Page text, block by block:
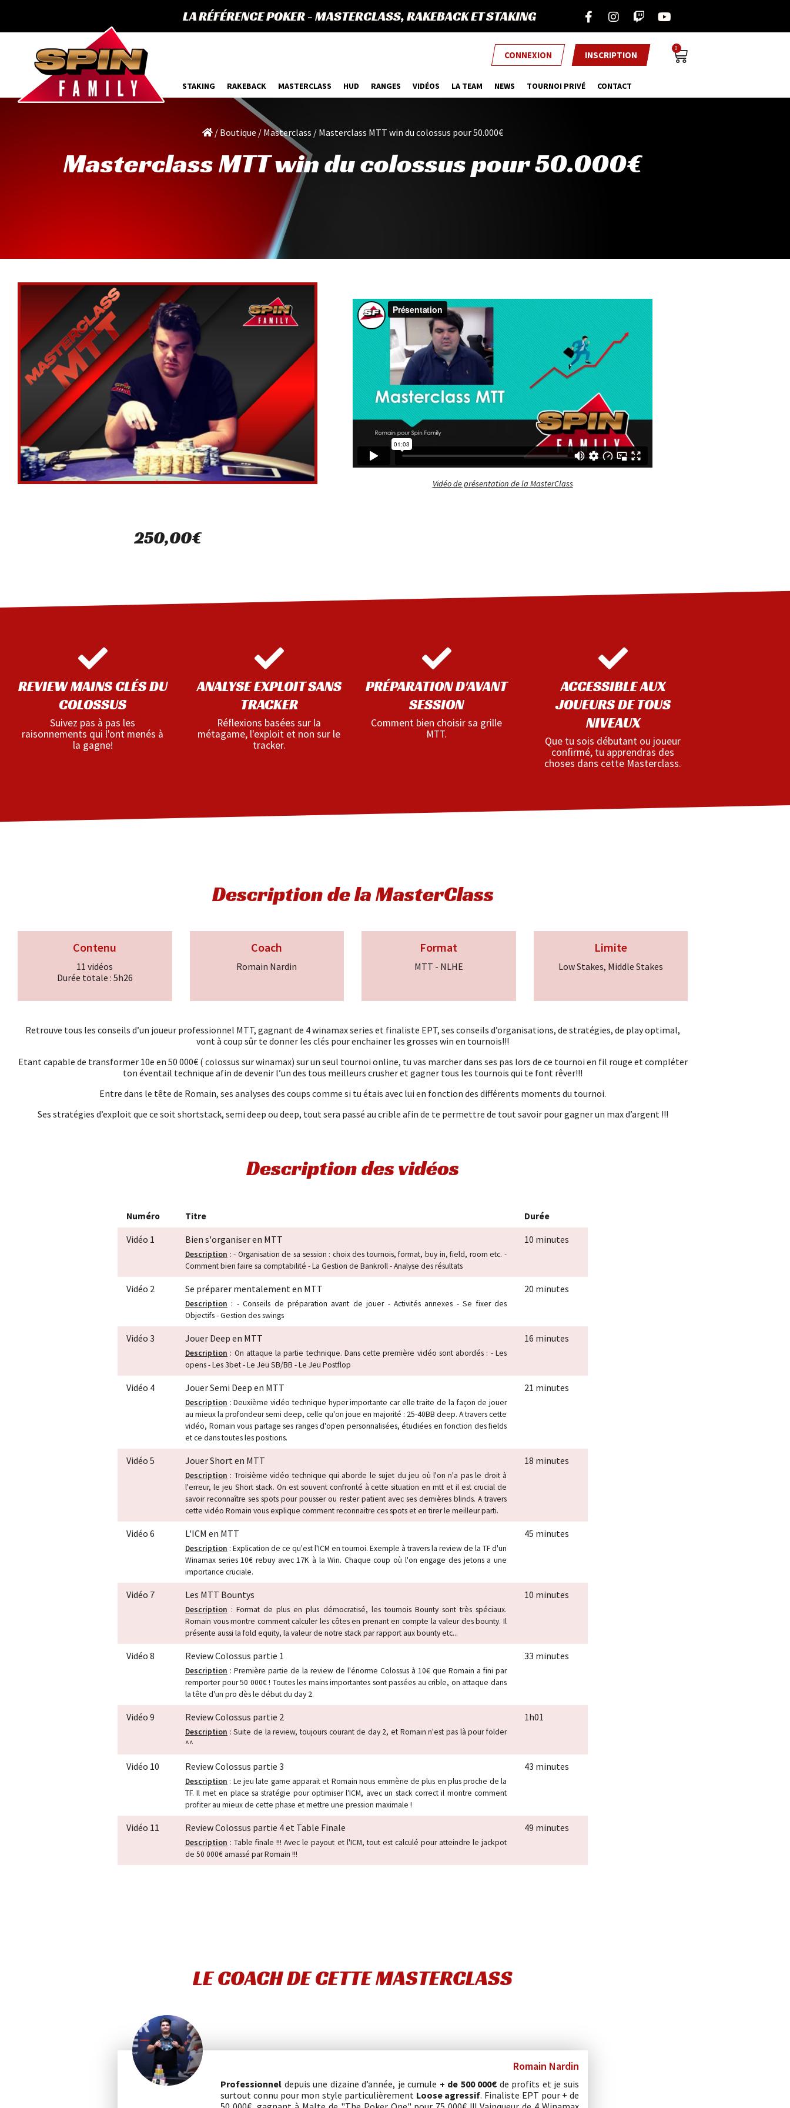
LA RÉFÉRENCE POKER-MASTERCLASS, RAKEBACK ET STAKING
CONNEXION INSCRIPTION
0
STAKING RAKEBACK MASTERCLASS HUD RANGES VIDÉOS LA TEAM NEWS TOURNOI PRIVÉ CONTACT
/ Boutique / Masterclass / Masterclass MTT win du colossus pour 50.000€
Masterclass MTT win du colossus pour 50.000€
Vidéo de présentation de la MasterClass
250,00€
REVIEW MAINS CLÉS DU
COLOSSUS
Suivez pas à pas les
raisonnements qui l'ont menés à
la gagne!
ANALYSE EXPLOIT SANS
TRACKER
Réflexions basées sur la
métagame, l'exploit et non sur le
tracker.
PRÉPARATION D'AVANT
SESSION
Comment bien choisir sa grille
MTT.
ACCESSIBLE AUX
JOUEURS DE TOUS
NIVEAUX
Que tu sois débutant ou joueur
confirmé, tu apprendras des
choses dans cette Masterclass.
Description de la MasterClass
Contenu
11 vidéos
Durée totale : 5h26
Coach
Romain Nardin
Format
MTT - NLHE
Limite
Low Stakes, Middle Stakes
Retrouve tous les conseils d’un joueur professionnel MTT, gagnant de 4 winamax series et finaliste EPT, ses conseils d’organisations, de stratégies, de play optimal,
vont à coup sûr te donner les clés pour enchainer les grosses win en tournois!!!
Etant capable de transformer 10e en 50 000€ ( colossus sur winamax) sur un seul tournoi online, tu vas marcher dans ses pas lors de ce tournoi en fil rouge et compléter
ton éventail technique afin de devenir l’un des tous meilleurs crusher et gagner tous les tournois qui te font rêver!!!
Entre dans le tête de Romain, ses analyses des coups comme si tu étais avec lui en fonction des différents moments du tournoi.
Ses stratégies d’exploit que ce soit shortstack, semi deep ou deep, tout sera passé au crible afin de te permettre de tout savoir pour gagner un max d’argent !!!
Description des vidéos
Numéro Titre Durée
Vidéo 1 Bien s'organiser en MTT
Description : - Organisation de sa session : choix des tournois, format, buy in, field, room etc. -
Comment bien faire sa comptabilité - La Gestion de Bankroll - Analyse des résultats
10 minutes
Vidéo 2 Se préparer mentalement en MTT
Description : - Conseils de préparation avant de jouer - Activités annexes - Se fixer des
Objectifs - Gestion des swings
20 minutes
Vidéo 3 Jouer Deep en MTT
Description : On attaque la partie technique. Dans cette première vidéo sont abordés : - Les
opens - Les 3bet - Le Jeu SB/BB - Le Jeu Postflop
16 minutes
Vidéo 4 Jouer Semi Deep en MTT
Description : Deuxième vidéo technique hyper importante car elle traite de la façon de jouer
au mieux la profondeur semi deep, celle qu'on joue en majorité : 25-40BB deep. A travers cette
vidéo, Romain vous partage ses ranges d'open personnalisées, étudiées en fonction des fields
et ce dans toutes les positions.
21 minutes
Vidéo 5 Jouer Short en MTT
Description : Troisième vidéo technique qui aborde le sujet du jeu où l'on n'a pas le droit à
l'erreur, le jeu Short stack. On est souvent confronté à cette situation en mtt et il est crucial de
savoir reconnaître ses spots pour pousser ou rester patient avec ses dernières blinds. A travers
cette vidéo Romain vous explique comment reconnaitre ces spots et en tirer le meilleur parti.
18 minutes
Vidéo 6 L'ICM en MTT
Description : Explication de ce qu'est l'ICM en tournoi. Exemple à travers la review de la TF d'un
Winamax series 10€ rebuy avec 17K à la Win. Chaque coup où l'on engage des jetons a une
importance cruciale.
45 minutes
Vidéo 7 Les MTT Bountys
Description : Format de plus en plus démocratisé, les tournois Bounty sont très spéciaux.
Romain vous montre comment calculer les côtes en prenant en compte la valeur des bounty. Il
présente aussi la fold equity, la valeur de notre stack par rapport aux bounty etc...
10 minutes
Vidéo 8 Review Colossus partie 1
Description : Première partie de la review de l'énorme Colossus à 10€ que Romain a fini par
remporter pour 50 000€ ! Toutes les mains importantes sont passées au crible, on attaque dans
la tête d'un pro dès le début du day 2.
33 minutes
Vidéo 9 Review Colossus partie 2
Description : Suite de la review, toujours courant de day 2, et Romain n'est pas là pour folder
^^
1h01
Vidéo 10 Review Colossus partie 3
Description : Le jeu late game apparait et Romain nous emmène de plus en plus proche de la
TF. Il met en place sa stratégie pour optimiser l'ICM, avec un stack correct il montre comment
profiter au mieux de cette phase et mettre une pression maximale !
43 minutes
Vidéo 11 Review Colossus partie 4 et Table Finale
Description : Table finale !!! Avec le payout et l'ICM, tout est calculé pour atteindre le jackpot
de 50 000€ amassé par Romain !!!
49 minutes
LE COACH DE CETTE MASTERCLASS
Romain Nardin
Professionnel depuis une dizaine d’année, je cumule + de 500 000€ de profits et je suis
surtout connu pour mon style particulièrement Loose agressif. Finaliste EPT pour + de